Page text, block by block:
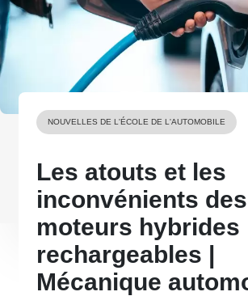
NOUVELLES DE L'ÉCOLE DE L'AUTOMOBILE
Les atouts et les
inconvénients des
moteurs hybrides
rechargeables |
Mécanique